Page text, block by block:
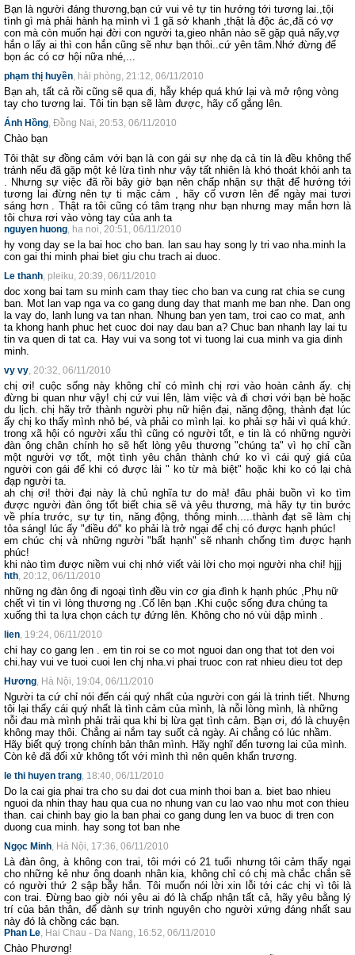
Bạn là người đáng thương,bạn cứ vui vẻ tự tin hướng tới tương lai.,tội
tình gì mà phải hành hạ mình vì 1 gã sở khanh ,thật là độc ác,đã có vợ
con mà còn muốn hại đời con người ta,gieo nhân nào sẽ gặp quả nấy,vợ
hắn o lấy ai thì con hắn cũng sẽ như bạn thôi..cứ yên tâm.Nhớ đừng để
bọn ác có cơ hội nữa nhé,...
phạm thị huyền, hải phòng, 21:12, 06/11/2010
Bạn ah, tất cả rồi cũng sẽ qua đi, hẫy khép quá khứ lại và mở rộng vòng
tay cho tương lai. Tôi tin bạn sẽ làm được, hãy cố gắng lên.
Ánh Hồng, Đồng Nai, 20:53, 06/11/2010
Chào bạn
Tôi thật sự đồng cảm với bạn là con gái sự nhẹ dạ cả tin là đều không thể
tránh nếu đã gặp một kẻ lừa tình như vậy tất nhiên là khó thoát khỏi anh ta
. Nhưng sự việc đã rồi bây giờ bạn nên chấp nhận sự thật để hướng tới
tương lai đừng nên tự ti mặc cảm , hãy cố vươn lên để ngày mai tươi
sáng hơn . Thật ra tôi cũng có tâm trạng như bạn nhưng may mắn hơn là
tôi chưa rơi vào vòng tay của anh ta
nguyen h­uong, ha noi, 20:51, 06/11/2010
hy vong day se la bai hoc cho ban. lan sau hay song ly tri vao nha.minh la
con gai thi minh phai biet giu ch­u trach ai duoc.
Le thanh, pleiku, 20:39, 06/11/2010
doc xong bai tam su minh cam thay tiec cho ban va cung rat chia se cung
ban. Mot lan vap nga va co gang dung day that manh me ban nhe. Dan ong
la vay do, lanh lung va tan nhan. Nhung ban yen tam, troi cao co mat, anh
ta khong hanh phuc het cuoc doi nay dau ban a? Chuc ban nhanh lay lai tu
tin va quen di tat ca. Hay vui va song tot vi tuong lai cua minh va gia dinh
minh.
vy vy, 20:32, 06/11/2010
chị ơi! cuộc sống này không chỉ có mình chị rơi vào hoàn cảnh ấy. chị
đừng bi quan như vậy! chị cứ vui lên, làm việc và đi chơi với bạn bè hoặc
du lịch. chị hãy trở thành người phụ nữ hiện đại, năng động, thành đạt lúc
ấy chị ko thấy mình nhỏ bé, và phải co mình lại. ko phải sợ hải vì quá khứ.
trong xã hội có người xấu thì cũng có người tốt, e tin là có những người
đàn ông chân chính họ sẽ hết lòng yêu thương "chúng ta" vì họ chỉ cần
một người vợ tốt, một tình yêu chân thành chứ ko vì cái quý giá của
người con gái để khi có được lài " ko từ mà biệt" hoặc khi ko có lại chà
đạp người ta.
ah chị ơi! thời đại này là chủ nghĩa tư do mà! đâu phải buồn vì ko tìm
được người đàn ông tốt biết chia sẽ và yêu thương, mà hãy tự tin bước
về phía trước, sự tự tin, năng động, thông minh.....thành đạt sẽ làm chị
tỏa sáng! lúc ấy "điều đó" ko phải là trở ngại để chị có được hạnh phúc!
em chúc chị và những người "bất hạnh" sẽ nhanh chống tìm được hạnh
phúc!
khi nào tìm được niềm vui chị nhớ viết vài lời cho mọi người nha chi! hjjj
hth, 20:12, 06/11/2010
những ng đàn ông đi ngoại tình đều vin cơ gia đình k hạnh phúc ,Phụ nữ
chết vì tin vì lòng thương ng .Cố lên bạn .Khi cuộc sống đưa chúng ta
xuống thì ta lựa chọn cách tự đứng lên. Không cho nó vùi dập mình .
lien, 19:24, 06/11/2010
chi hay co gang len . em tin roi se co mot nguoi dan ong that tot den voi
chi.hay vui ve tuoi cuoi len chj nha.vi phai truoc con rat nhieu dieu tot dep
Hương, Hà Nội, 19:04, 06/11/2010
Người ta cứ chỉ nói đến cái quý nhất của người con gái là trinh tiết. Nhưng
tôi lại thấy cái quý nhất là tình cảm của mình, là nỗi lòng mình, là những
nỗi đau mà mình phải trải qua khi bị lừa gạt tình cảm. Bạn ơi, đó là chuyện
không may thôi. Chẳng ai nắm tay suốt cả ngày. Ai chẳng có lúc nhầm.
Hãy biết quý trọng chính bản thân mình. Hãy nghĩ đến tương lai của mình.
Còn kẻ đã đối xử không tốt với mình thì nên quên khẩn trương.
le thi huyen trang, 18:40, 06/11/2010
Do la cai gia phai tra cho su dai dot cua minh thoi ban a. biet bao nhieu
nguoi da nhin thay hau qua cua no nhung van cu lao vao nhu mot con thieu
than. cai chinh bay gio la ban phai co gang dung len va buoc di tren con
duong cua minh. hay song tot ban nhe
Ngọc Minh, Hà Nội, 17:36, 06/11/2010
Là đàn ông, à không con trai, tôi mới có 21 tuổi nhưng tôi cảm thấy ngại
cho những kẻ như ông doanh nhân kia, không chỉ có chị mà chắc chắn sẽ
có người thứ 2 sập bẫy hắn. Tôi muốn nói lời xin lỗi tới các chị vì tôi là
con trai. Đừng bao giờ nói yêu ai đó là chấp nhận tất cả, hãy yêu bằng lý
trí của bản thân, để dành sự trinh nguyên cho người xứng đáng nhất sau
này đó là chồng các bạn.
Phan Le, Hai Chau - Da Nang, 16:52, 06/11/2010
Chào Phương!